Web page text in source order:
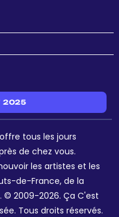
2025
tous les jours
de chez vous.
les artistes et les
de-France, de la
© 2009-2026. Ça C'est
Tous droits réservés.